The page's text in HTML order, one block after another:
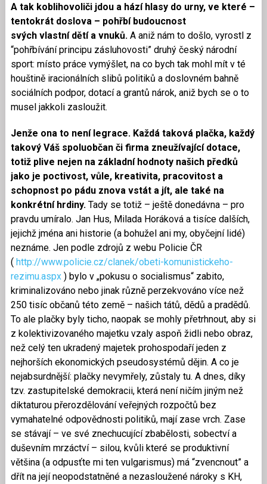
A tak koblihovoliči jdou a hází hlasy do urny, ve které –
tentokrát doslova – pohřbí budoucnost
svých vlastní dětí a vnuků. A aniž nám to došlo, vyrostl z
“pohřbívání principu zásluhovosti” druhý český národní
sport: místo práce vymýšlet, na co bych tak mohl mít v té
houštině iracionálních slibů politiků a doslovném bahně
sociálních podpor, dotací a grantů nárok, aniž bych se o to
musel jakkoli zasloužit.
Jenže ona to není legrace. Každá taková plačka, každý
takový Váš spoluobčan či firma zneužívající dotace,
totiž plive nejen na základní hodnoty našich předků
jako je poctivost, vůle, kreativita, pracovitost a
schopnost po pádu znova vstát a jít, ale také na
konkrétní hrdiny. Tady se totiž – ještě donedávna – pro
pravdu umíralo. Jan Hus, Milada Horáková a tisíce dalších,
jejichž jména ani historie (a bohužel ani my, obyčejní lidé)
neznáme. Jen podle zdrojů z webu Policie ČR
( http://www.policie.cz/clanek/obeti-komunistickeho-
rezimu.aspx) bylo v „pokusu o socialismus“ zabito,
kriminalizováno nebo jinak různě perzekvováno více než
250 tisíc občanů této země – našich tátů, dědů a pradědů.
To ale plačky byly ticho, naopak se mohly přetrhnout, aby si
z kolektivizovaného majetku vzaly aspoň židli nebo obraz,
než celý ten ukradený majetek prohospodaří jeden z
nejhorších ekonomických pseudosystémů dějin. A co je
nejabsurdnější: plačky nevymřely, zůstaly tu. A dnes, díky
tzv. zastupitelské demokracii, která není ničím jiným než
diktaturou přerozdělování veřejných rozpočtů bez
vymahatelné odpovědnosti politiků, mají zase vrch. Zase
se stávají – ve své znechucující zbabělosti, sobectví a
duševním mrzáctví – silou, kvůli které se produktivní
většina (a odpusťte mi ten vulgarismus) má “zvencnout” a
dřít na její neopodstatněné a nezasloužené nároky s KH,